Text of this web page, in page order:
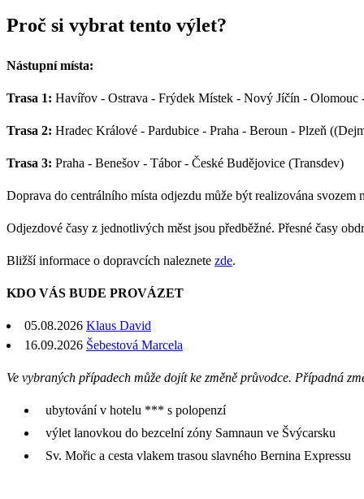
Proč si vybrat tento výlet?
Nástupní místa:
Trasa 1: Havířov - Ostrava - Frýdek Místek - Nový Jíčín -
Trasa 2: Hradec Králové - Pardubice - Praha - Beroun - Plzeň
Trasa 3: Praha - Benešov - Tábor - České Budějovice (Transdev)
Doprava do centrálního místa odjezdu může být realizována
Odjezdové časy z jednotlivých měst jsou předběžné. Přesné časy
Bližší informace o dopravcích naleznete zde.
KDO VÁS BUDE PROVÁZET
05.08.2026 Klaus David
16.09.2026 Šebestová Marcela
Ve vybraných případech může dojít ke změně průvodce. Případná
ubytování v hotelu *** s polopenzí
výlet lanovkou do bezcelní zóny Samnaun ve Švýcarsku
Sv. Mořic a cesta vlakem trasou slavného Bernina Expressu